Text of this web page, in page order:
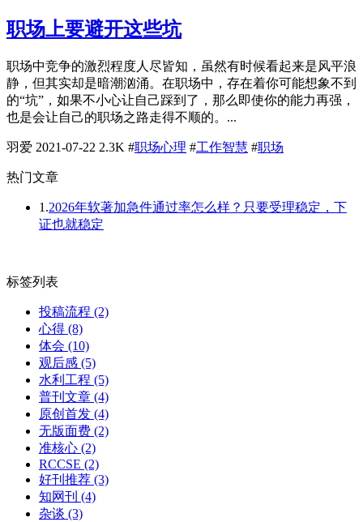
职场上要避开这些坑
职场中竞争的激烈程度人尽皆知，虽然有时候看起来是风平浪
静，但其实却是暗潮汹涌。在职场中，存在着你可能想象不到
的“坑”，如果不小心让自己踩到了，那么即使你的能力再强，
也是会让自己的职场之路走得不顺的。...
羽爱 2021-07-22 2.3K #职场心理 #工作智慧 #职场
热门文章
1.2026年软著加急件通过率怎么样？只要受理稳定，下
证也就稳定
标签列表
投稿流程 (2)
心得 (8)
体会 (10)
观后感 (5)
水利工程 (5)
普刊文章 (4)
原创首发 (4)
无版面费 (2)
准核心 (2)
RCCSE (2)
好刊推荐 (3)
知网刊 (4)
杂谈 (3)